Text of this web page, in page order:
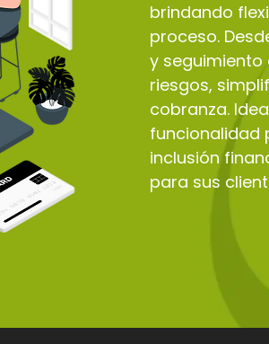
brindando
proceso.
y seguimiento
riesgos,
cobranza.
funcionalidad
inclusión
para sus